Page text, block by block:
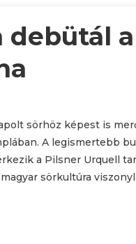
debütál
sörhöz képest is
A legismertebb
a Pilsner Urquell
sörkultúra